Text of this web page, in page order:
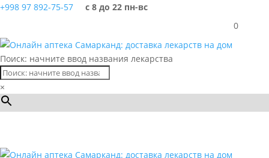
+998 97 892-75-57
с 8 до 22 пн-вс
0
Поиск: начните ввод названия лекарства
×